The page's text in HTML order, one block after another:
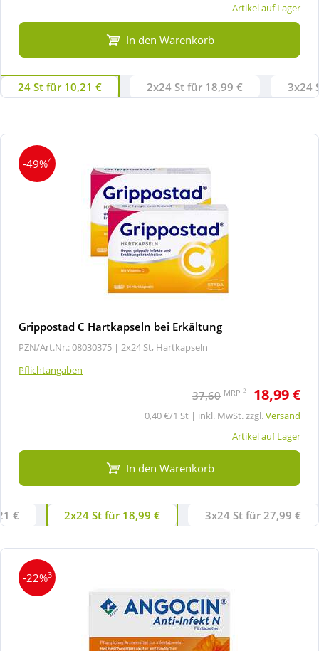
Artikel auf Lager
In den Warenkorb
24 St für 10,21 € 2x24 St für 18,99 € 3x24
-49%4
Grippostad C Hartkapseln bei Erkältung
PZN/Art.Nr.: 08030375 | 2x24 St, Hartkapseln
Pflichtangaben
37,60 MRP 2 18,99 €
0,40 €/1 St | inkl. MwSt. zzgl.Versand
Artikel auf Lager
In den Warenkorb
€ 2x24 St für 18,99 € 3x24 St für 27,99 €
-22%3